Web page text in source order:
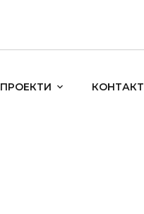
ПРОЕКТИ КОНТАКТ